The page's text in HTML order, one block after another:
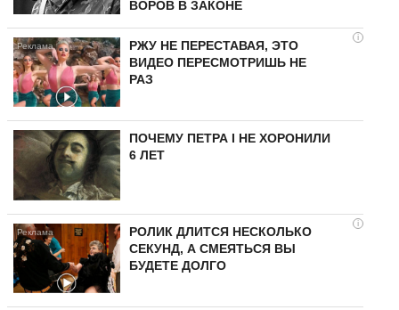
ВОРОВ В ЗАКОНЕ
i
РЖУ НЕ ПЕРЕСТАВАЯ, ЭТО
ВИДЕО ПЕРЕСМОТРИШЬ НЕ
РАЗ
ПОЧЕМУ ПЕТРА I НЕ ХОРОНИЛИ
6 ЛЕТ
i
РОЛИК ДЛИТСЯ НЕСКОЛЬКО
СЕКУНД, А СМЕЯТЬСЯ ВЫ
БУДЕТЕ ДОЛГО